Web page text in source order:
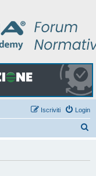
Login
Iscriviti